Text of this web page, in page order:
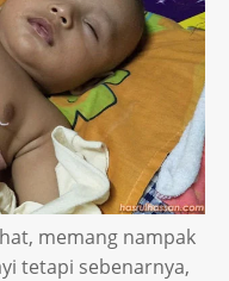
memang nampak
tetapi sebenarnya,